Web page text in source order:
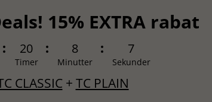
15% EXTRA rabat
20
Timer
8
Minutter
6
Sekunder
CLASSIC+ TC PLAIN